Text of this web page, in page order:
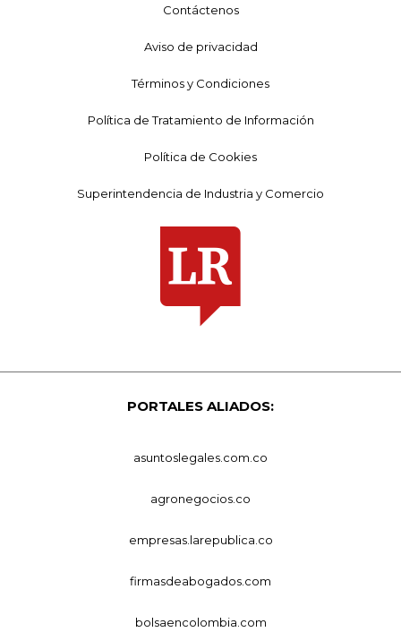
Contáctenos
Aviso de privacidad
Términos y Condiciones
Política de Tratamiento de Información
Política de Cookies
Superintendencia de Industria y Comercio
PORTALES ALIADOS:
asuntoslegales.com.co
agronegocios.co
empresas.larepublica.co
firmasdeabogados.com
bolsaencolombia.com